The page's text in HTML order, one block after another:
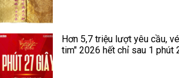
Hơn 5,7 triệu lượt yêu cầu,
tim" 2026 hết chỉ sau 1 phút